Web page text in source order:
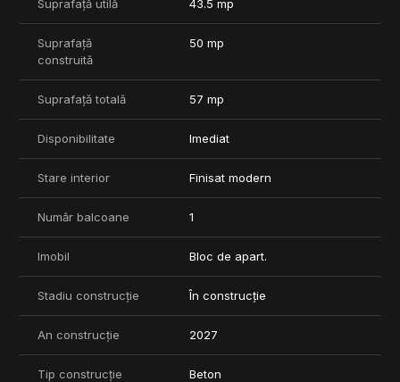
Suprafață utilă 43.5 mp
Suprafață
construită
50 mp
Suprafață totală 57 mp
Disponibilitate Imediat
Stare interior Finisat modern
Număr balcoane 1
Imobil Bloc de apart.
Stadiu construcție În construcție
An construcție 2027
Tip construcție Beton